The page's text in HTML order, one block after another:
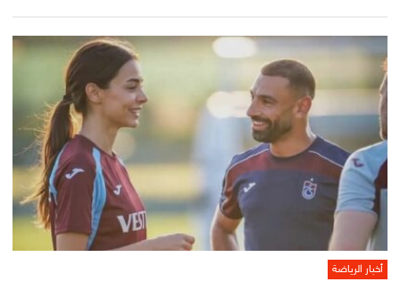
أخبار الرياضة